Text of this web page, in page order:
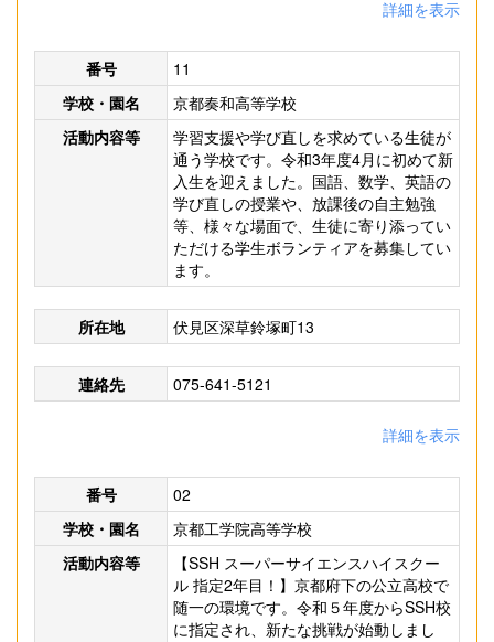
詳細を表示
番号
11
学校・園名
京都奏和高等学校
活動内容等
学習支援や学び直しを求めている生徒が
通う学校です。令和3年度4月に初めて新
入生を迎えました。国語、数学、英語の
学び直しの授業や、放課後の自主勉強
等、様々な場面で、生徒に寄り添ってい
ただける学生ボランティアを募集してい
ます。
所在地 伏見区深草鈴塚町13
連絡先 075-641-5121
詳細を表示
番号
02
学校・園名
京都工学院高等学校
活動内容等
【SSH スーパーサイエンスハイスクー
ル 指定2年目！】京都府下の公立高校で
随一の環境です。令和５年度からSSH校
に指定され、新たな挑戦が始動しまし